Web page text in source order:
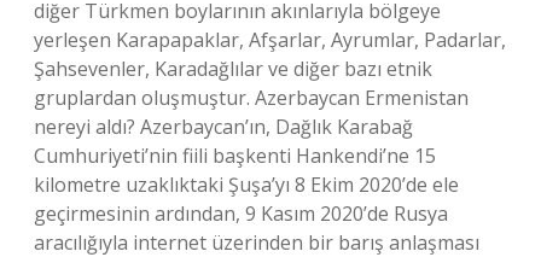
diğer Türkmen boylarının akınlarıyla bölgeye
yerleşen Karapapaklar, Afşarlar, Ayrumlar, Padarlar,
Şahsevenler, Karadağlılar ve diğer bazı etnik
gruplardan oluşmuştur. Azerbaycan Ermenistan
nereyi aldı? Azerbaycan’ın, Dağlık Karabağ
Cumhuriyeti’nin fiili başkenti Hankendi’ne 15
kilometre uzaklıktaki Şuşa’yı 8 Ekim 2020’de ele
geçirmesinin ardından, 9 Kasım 2020’de Rusya
aracılığıyla internet üzerinden bir barış anlaşması